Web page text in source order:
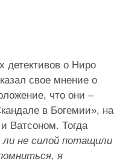
детективов о Ниро
свое мнение о
что они –
в Богемии», на
Ватсоном. Тогда
не силой потащили
я